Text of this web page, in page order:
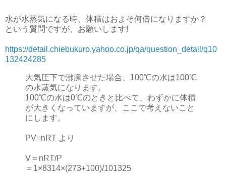
水が水蒸気になる時、体積はおよそ何倍になりますか？
という質問ですが、お願いします!
https://detail.chiebukuro.yahoo.co.jp/qa/question_detail/q10
132424285
大気圧下で沸騰させた場合、100℃の水は100℃
の水蒸気になります。
100℃の水は0℃のときと比べて、わずかに体積
が大きくなっていますが、ここで考えないこと
にします。
PV=nRT より
V＝nRT/P
＝1×8314×(273+100)/101325